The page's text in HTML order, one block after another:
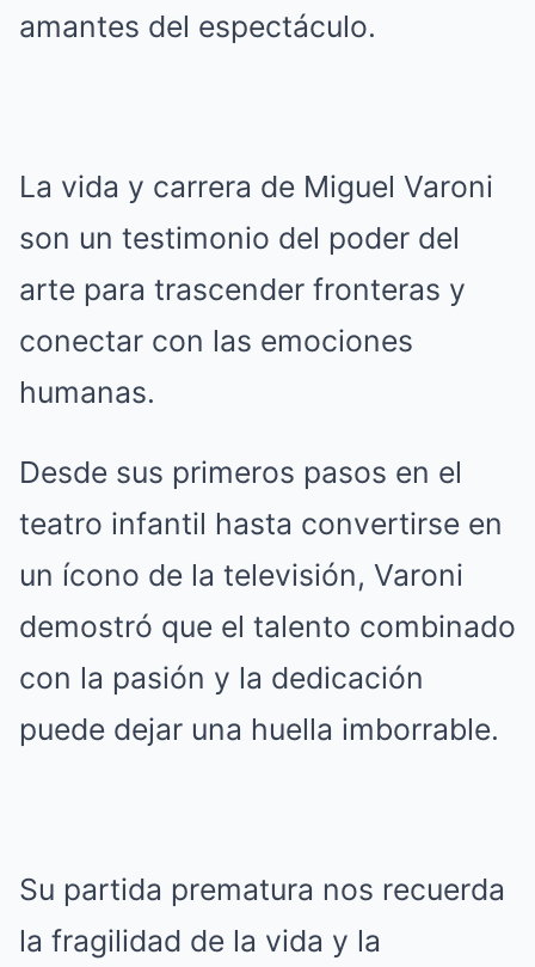
amantes del espectáculo.
La vida y carrera de Miguel Varoni
son un testimonio del poder del
arte para trascender fronteras y
conectar con las emociones
humanas.
Desde sus primeros pasos en el
teatro infantil hasta convertirse en
un ícono de la televisión, Varoni
demostró que el talento combinado
con la pasión y la dedicación
puede dejar una huella imborrable.
Su partida prematura nos recuerda
la fragilidad de la vida y la